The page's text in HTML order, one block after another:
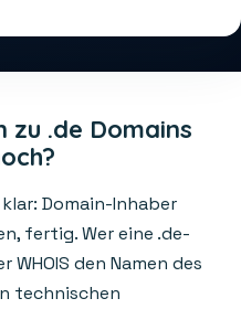
zu .de Domains
Domain-Inhaber
fertig. Wer eine .de-
den Namen des
technischen